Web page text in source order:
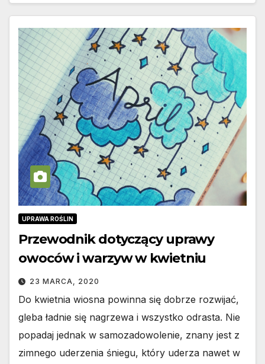
UPRAWA ROŚLIN
Przewodnik dotyczący uprawy
owoców i warzyw w kwietniu
23 MARCA, 2020
Do kwietnia wiosna powinna się dobrze rozwijać,
gleba ładnie się nagrzewa i wszystko odrasta. Nie
popadaj jednak w samozadowolenie, znany jest z
zimnego uderzenia śniegu, który uderza nawet w